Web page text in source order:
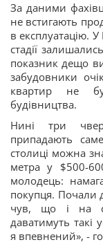
За даними
не встигають
в експлуатацію.
стадії
показник дещо
забудовники
квартир не
будівництва.
Нині три
припадають
столиці можна
метра у $500-
молодець:
покупця. Почали
чув, що і на
даватимуть такі
я впевнений», -